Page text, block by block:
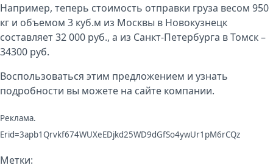
Например, теперь стоимость отправки груза весом 950
кг и объемом 3 куб.м из Москвы в Новокузнецк
составляет 32 000 руб., а из Санкт-Петербурга в Томск –
34300 руб.
Воспользоваться этим предложением и узнать
подробности вы можете на сайте компании.
Реклама.
Erid=3apb1Qrvkf674WUXeEDjkd25WD9dGfSo4ywUr1pM6rCQz
Метки: